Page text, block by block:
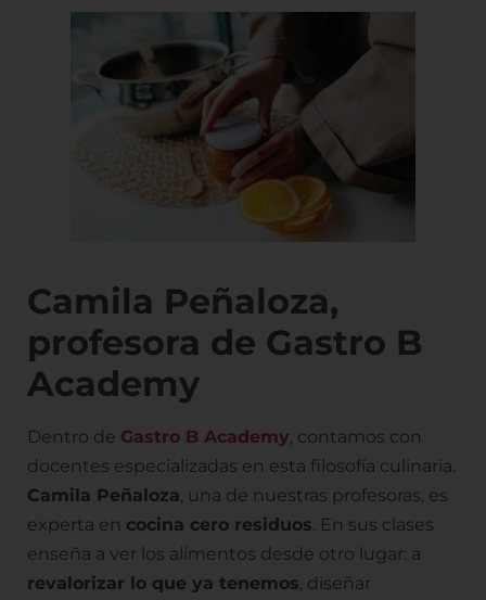
Camila Peñaloza,
profesora de Gastro B
Academy
Dentro de Gastro B Academy , contamos con
docentes especializadas en esta filosofía culinaria.
Camila Peñaloza , una de nuestras profesoras, es
experta en cocina cero residuos . En sus clases
enseña a ver los alimentos desde otro lugar: a
revalorizar lo que ya tenemos , diseñar